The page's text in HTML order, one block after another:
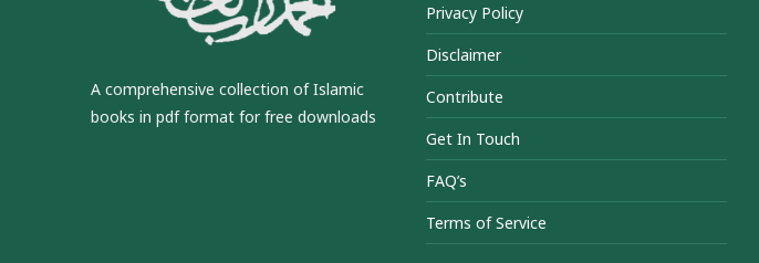
A comprehensive collection of Islamic
books in pdf format for free downloads
Privacy Policy
Disclaimer
Contribute
Get In Touch
FAQ’s
Terms of Service